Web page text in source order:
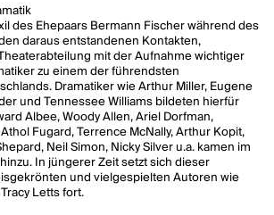
des Ehepaars Bermann Fischer während des
daraus entstandenen Kontakten,
mit der Aufnahme wichtiger
zu einem der führendsten
Dramatiker wie Arthur Miller, Eugene
und Tennessee Williams bildeten hierfür
Albee, Woody Allen, Ariel Dorfman,
Fugard, Terrence McNally, Arthur Kopit,
Neil Simon, Nicky Silver u.a. kamen im
In jüngerer Zeit setzt sich dieser
und vielgespielten Autoren wie
Letts fort.